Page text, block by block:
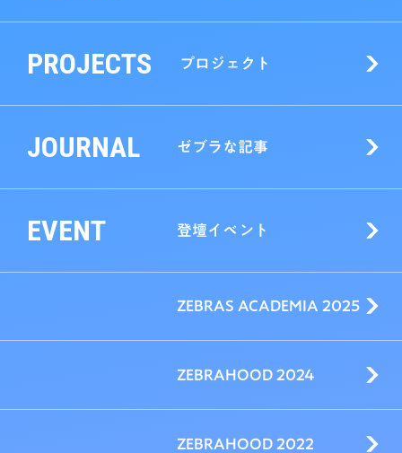
PROJECTS プロジェクト
JOURNAL ゼブラな記事
EVENT 登壇イベント
ZEBRAS ACADEMIA 2025
ZEBRAHOOD 2024
ZEBRAHOOD 2022